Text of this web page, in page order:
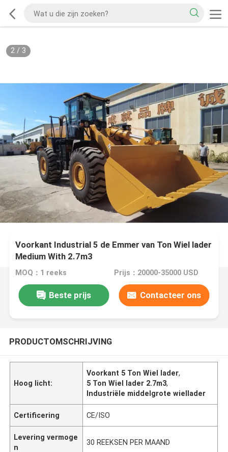
2/ 3
Voorkant Industrial 5 de Emmer van Ton Wiel lader
Medium With 2.7m3
MOQ：1 reeks Prijs：20000-35000 USD
Beste prijs Contacteer ons
PRODUCTOMSCHRIJVING
Hoog licht:
Voorkant 5 Ton Wiel lader,
5 Ton Wiel lader 2.7m3,
Industriële middelgrote wiellader
Certificering CE/ISO
Levering vermoge
n
30 REEKSEN PER MAAND